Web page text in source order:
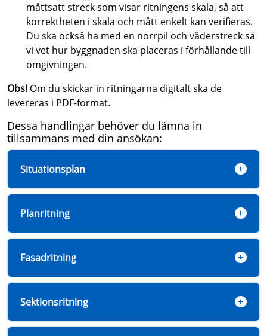
måttsatt streck som visar ritningens skala, så att
korrektheten i skala och mått enkelt kan verifieras.
Du ska också ha med en norrpil och väderstreck så
vi vet hur byggnaden ska placeras i förhållande till
omgivningen.
Obs! Om du skickar in ritningarna digitalt ska de
levereras i PDF-format.
Dessa handlingar behöver du lämna in
tillsammans med din ansökan:
Situationsplan
Planritning
Fasadritning
Sektionsritning